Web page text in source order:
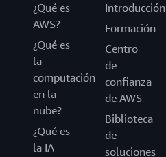
¿Qué es
AWS?
¿Qué es
la
computación
en la
nube?
¿Qué es
la IA
Introducción
Formación
Centro
de
confianza
de AWS
Biblioteca
de
soluciones